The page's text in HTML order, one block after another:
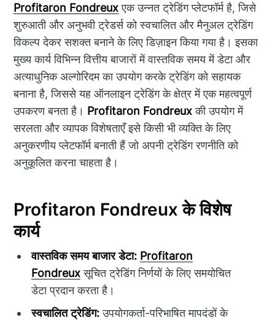
Profitaron Fondreuxएक उन्नत ट्रेडिंग प्लेटफॉर्म है, जिसे
शुरुआती और अनुभवी ट्रेडर्स को स्वचालित और मैनुअल ट्रेडिंग
विकल्प देकर सशक्त बनाने के लिए डिज़ाइन किया गया है। इसका
मुख्य कार्य विभिन्न वित्तीय बाजारों में वास्तविक समय में डेटा और
अत्याधुनिक अल्गोरिदम का उपयोग करके ट्रेडिंग को सहायक
बनाना है, जिससे यह ऑनलाइन ट्रेडिंग के क्षेत्र में एक महत्वपूर्ण
उपकरण बनता है। Profitaron Fondreuxकी उपयोग में
सरलता और व्यापक विशेषताएँ इसे किसी भी व्यक्ति के लिए
अनुकरणीय प्लेटफॉर्म बनाती हैं जो अपनी ट्रेडिंग रणनीति को
अनुकूलित करना चाहता है।
Profitaron Fondreux के विशेष
कार्य
वास्तविक समय बाजार डेटा: Profitaron
Fondreuxसूचित ट्रेडिंग निर्णयों के लिए समयोचित
डेटा प्रदान करता है।
स्वचालित ट्रेडिंग:उपयोगकर्ता-परिभाषित मापदंडों के